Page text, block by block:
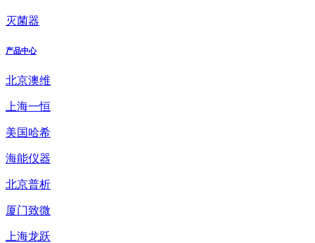
灭菌器
产品中心
北京澳维
上海一恒
美国哈希
海能仪器
北京普析
厦门致微
上海龙跃